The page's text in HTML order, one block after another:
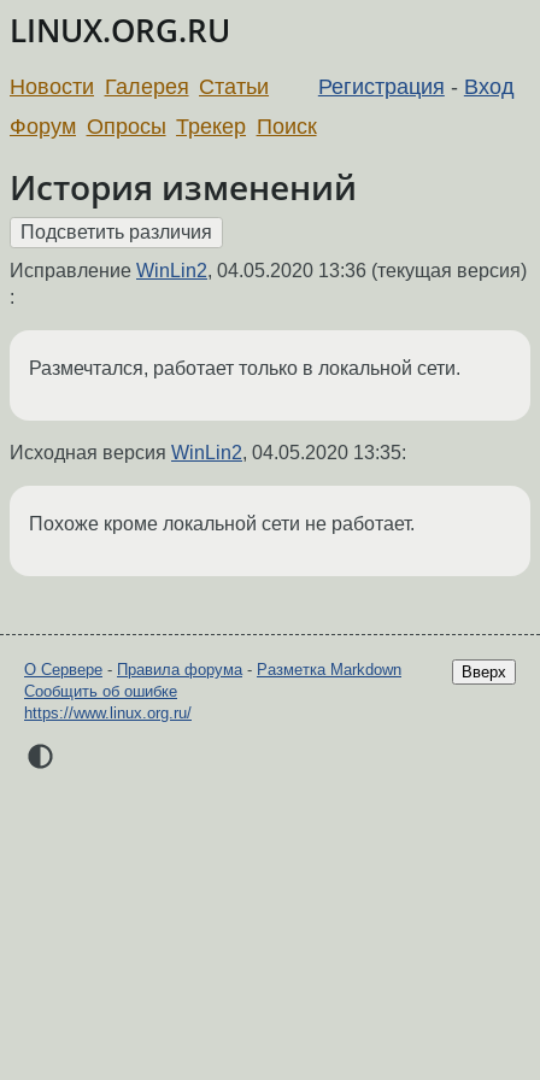
LINUX.ORG.RU
Регистрация - Вход
Новости Галерея Статьи
Форум Опросы Трекер Поиск
История изменений
Исправление WinLin2, 04.05.2020 13:36 (текущая версия)
:
Размечтался, работает только в локальной сети.
Исходная версия WinLin2, 04.05.2020 13:35:
Похоже кроме локальной сети не работает.
Вверх
О Сервере - Правила форума- Разметка Markdown
Сообщить об ошибке
https://www.linux.org.ru/